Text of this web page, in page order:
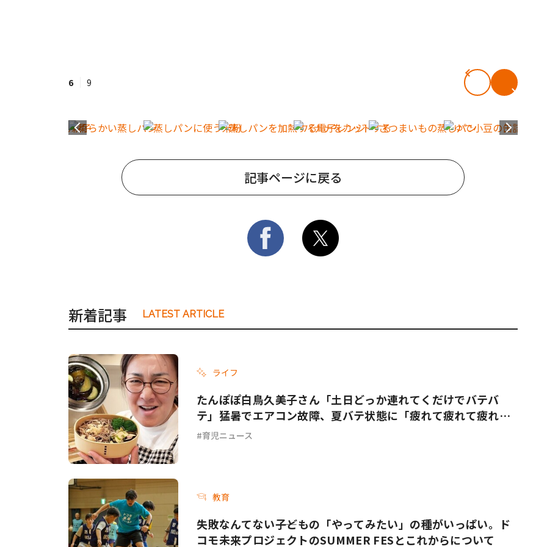
6 9
記事ページに戻る
新着記事 LATEST ARTICLE
ライフ
たんぽぽ白鳥久美子さん「土日どっか連れてくだけでバテバ
テ」猛暑でエアコン故障、夏バテ状態に「疲れて疲れて疲れ果
てて…」
育児ニュース
教育
失敗なんてない――子どもの「やってみたい」の種がいっぱい。ド
コモ未来プロジェクトのSUMMER FESとこれからについて